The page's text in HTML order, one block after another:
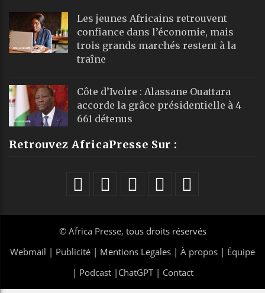
Les jeunes Africains retrouvent
confiance dans l’économie, mais
trois grands marchés restent à la
traîne
Côte d’Ivoire : Alassane Ouattara
accorde la grâce présidentielle à 4
661 détenus
Retrouvez AfricaPresse Sur :
© Africa Presse, tous droits réservés
Webmail | Publicité | Mentions Legales | À propos | Équipe
| Podcast| ChatGPT| Contact